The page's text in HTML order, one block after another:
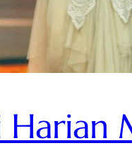
Harian